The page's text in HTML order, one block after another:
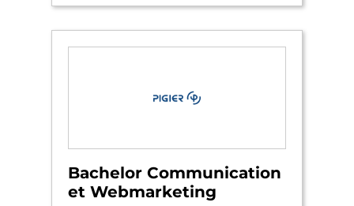
Bachelor Communication
et Webmarketing